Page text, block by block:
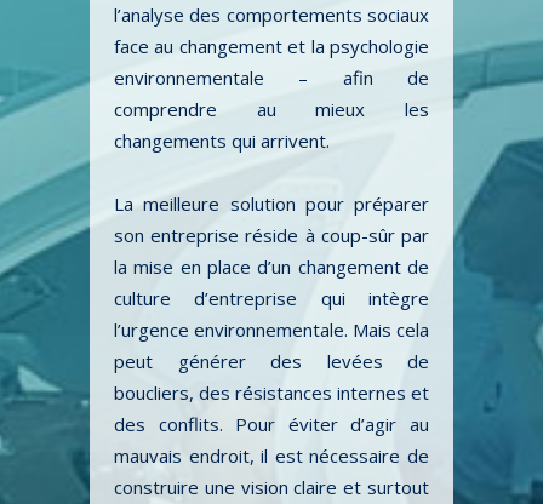
l’analyse des comportements sociaux
face au changement et la psychologie
environnementale – afin de
comprendre au mieux les
changements qui arrivent.
La meilleure solution pour préparer
son entreprise réside à coup-sûr par
la mise en place d’un changement de
culture d’entreprise qui intègre
l’urgence environnementale. Mais cela
peut générer des levées de
boucliers, des résistances internes et
des conflits. Pour éviter d’agir au
mauvais endroit, il est nécessaire de
construire une vision claire et surtout